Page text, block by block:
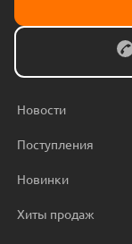
Новости
Поступления
Новинки
Хиты продаж